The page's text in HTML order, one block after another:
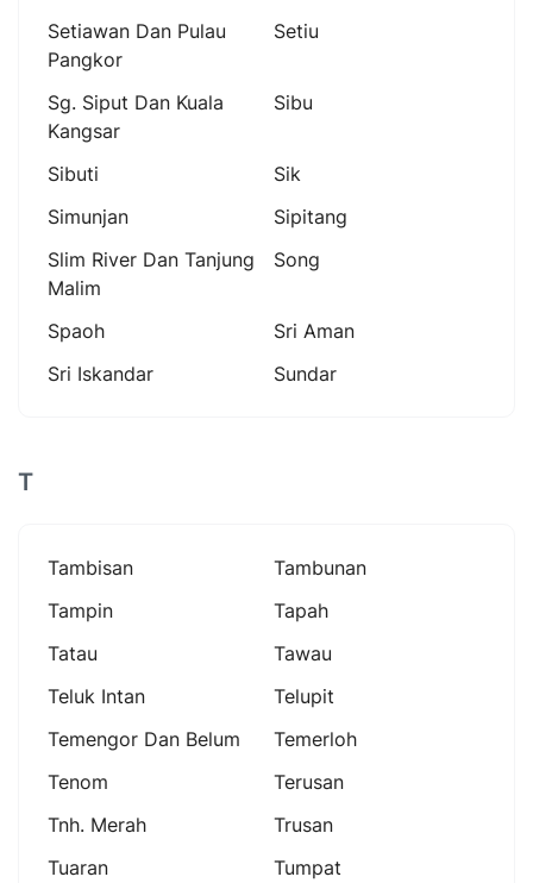
Setiawan Dan Pulau
Pangkor
Setiu
Sg. Siput Dan Kuala
Kangsar
Sibu
Sibuti
Sik
Simunjan
Sipitang
Slim River Dan Tanjung
Malim
Song
Spaoh
Sri Aman
Sri Iskandar
Sundar
T
Tambisan
Tambunan
Tampin
Tapah
Tatau
Tawau
Teluk Intan
Telupit
Temengor Dan Belum
Temerloh
Tenom
Terusan
Tnh. Merah
Trusan
Tuaran
Tumpat